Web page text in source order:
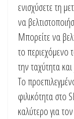
ενισχύσετε τη
να
Μπορείτε να
το περιεχόμενο
την ταχύτητα
Το
φιλικότητα στο
καλύτερο για